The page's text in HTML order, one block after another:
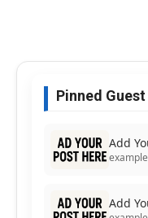
Pinned
Add
Add